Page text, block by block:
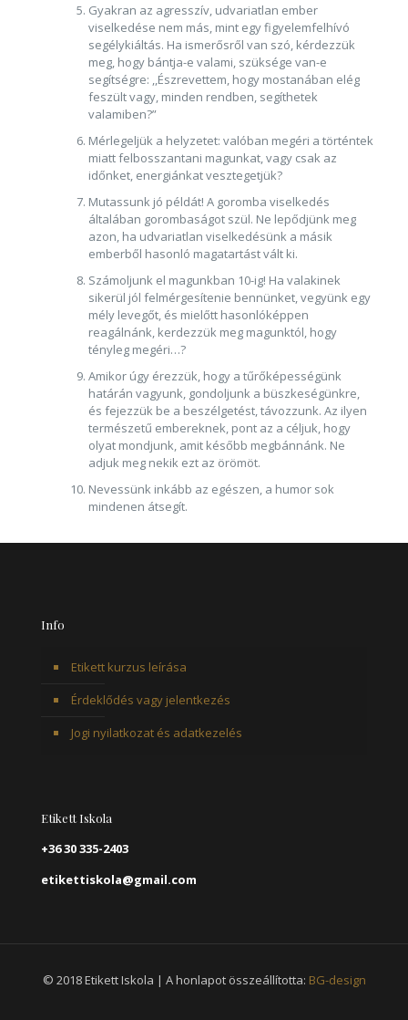
Gyakran az agresszív, udvariatlan ember
viselkedése nem más, mint egy figyelemfelhívó
segélykiáltás. Ha ismerősről van szó, kérdezzük
meg, hogy bántja-e valami, szüksége van-e
segítségre: ,,Észrevettem, hogy mostanában elég
feszült vagy, minden rendben, segíthetek
valamiben?”
Mérlegeljük a helyzetet: valóban megéri a történtek
miatt felbosszantani magunkat, vagy csak az
időnket, energiánkat vesztegetjük?
Mutassunk jó példát! A goromba viselkedés
általában gorombaságot szül. Ne lepődjünk meg
azon, ha udvariatlan viselkedésünk a másik
emberből hasonló magatartást vált ki.
Számoljunk el magunkban 10-ig! Ha valakinek
sikerül jól felmérgesítenie bennünket, vegyünk egy
mély levegőt, és mielőtt hasonlóképpen
reagálnánk, kerdezzük meg magunktól, hogy
tényleg megéri…?
Amikor úgy érezzük, hogy a tűrőképességünk
határán vagyunk, gondoljunk a büszkeségünkre,
és fejezzük be a beszélgetést, távozzunk. Az ilyen
természetű embereknek, pont az a céljuk, hogy
olyat mondjunk, amit később megbánnánk. Ne
adjuk meg nekik ezt az örömöt.
Nevessünk inkább az egészen, a humor sok
mindenen átsegít.
Info
Etikett kurzus leírása
Érdeklődés vagy jelentkezés
Jogi nyilatkozat és adatkezelés
Etikett Iskola
+36 30 335-2403
etikettiskola@gmail.com
© 2018 Etikett Iskola | A honlapot összeállította: BG-design